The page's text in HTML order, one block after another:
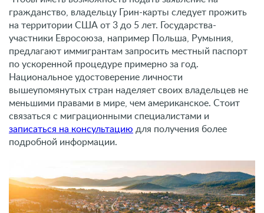
гражданство, владельцу Грин-карты следует прожить
на территории США от 3 до 5 лет. Государства-
участники Евросоюза, например Польша, Румыния,
предлагают иммигрантам запросить местный паспорт
по ускоренной процедуре примерно за год.
Национальное удостоверение личности
вышеупомянутых стран наделяет своих владельцев не
меньшими правами в мире, чем американское. Стоит
связаться с миграционными специалистами и
записаться на консультацию для получения более
подробной информации.